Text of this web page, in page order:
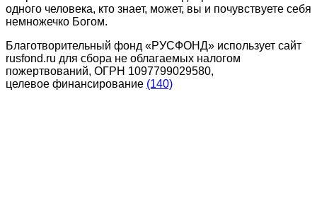
одного человека, кто знает, может, вы и почувствуете себя
немножечко Богом.
Благотворительный фонд «РУСФОНД» использует сайт
rusfond.ru для сбора не облагаемых налогом
пожертвований, ОГРН 1097799029580,
целевое финансирование (140)